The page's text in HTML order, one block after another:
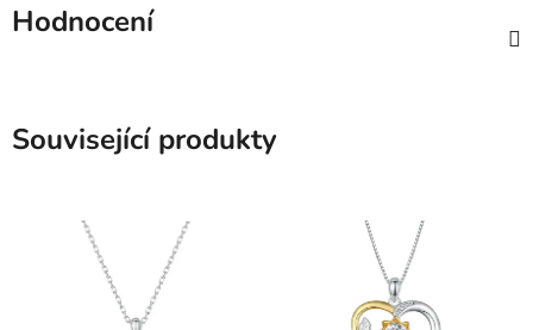
Hodnocení
Související produkty